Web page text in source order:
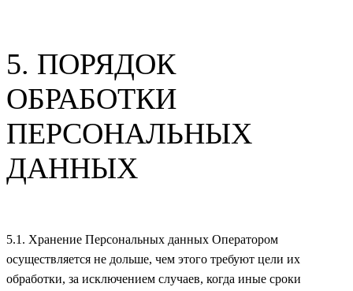
5. ПОРЯДОК
ОБРАБОТКИ
ПЕРСОНАЛЬНЫХ
ДАННЫХ
5.1. Хранение Персональных данных Оператором
осуществляется не дольше, чем этого требуют цели их
обработки, за исключением случаев, когда иные сроки